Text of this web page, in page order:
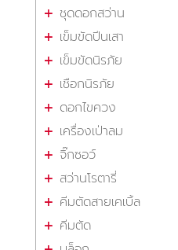
ชุดดอกสว่าน
เข็มขัดปีนเสา
เข็มขัดนิรภัย
เชือกนิรภัย
ดอกไขควง
เครื่องเป่าลม
จิ๊กซอว์
สว่านโรตารี่
คีมตัดสายเคเบิ้ล
คีมตัด